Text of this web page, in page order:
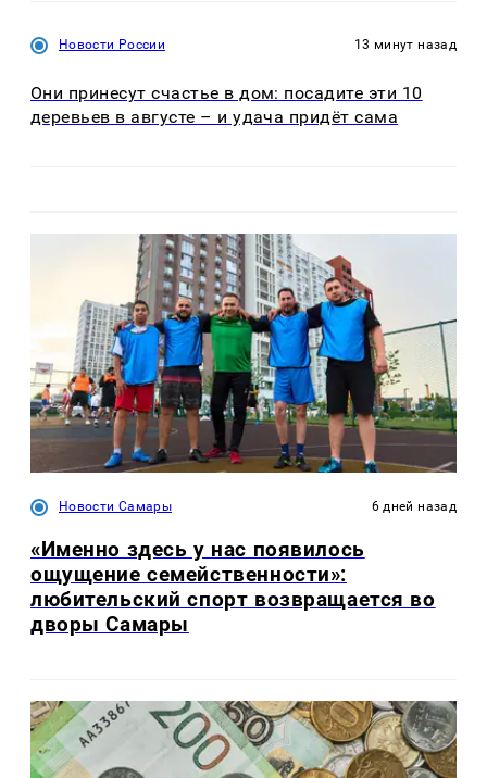
Новости России 13 минут назад
Они принесут счастье в дом: посадите эти 10
деревьев в августе – и удача придёт сама
Новости Самары 6 дней назад
«Именно здесь у нас появилось
ощущение семейственности»:
любительский спорт возвращается во
дворы Самары